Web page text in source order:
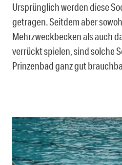
Ursprünglich werden diese
getragen. Seitdem aber
Mehrzweckbecken als auch
verrückt spielen, sind solche
Prinzenbad ganz gut